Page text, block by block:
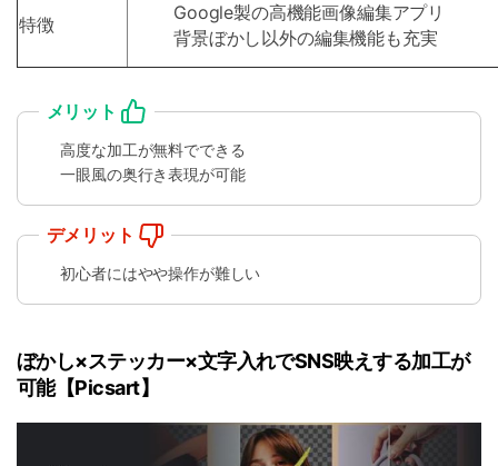
特徴
Google製の高機能画像編集アプリ
背景ぼかし以外の編集機能も充実
メリット
高度な加工が無料でできる
一眼風の奥行き表現が可能
デメリット
初心者にはやや操作が難しい
ぼかし×ステッカー×文字入れでSNS映えする加工が
可能【Picsart】